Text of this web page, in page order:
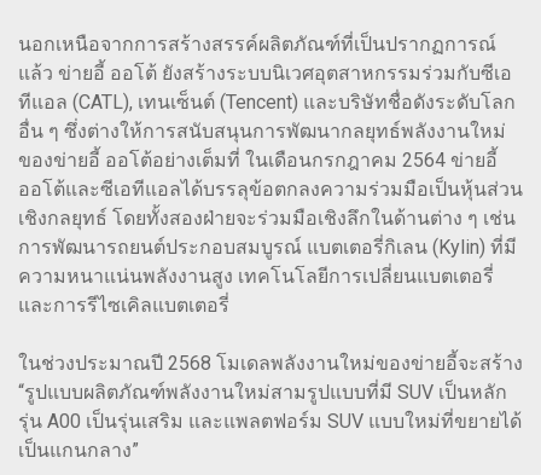
นอกเหนือจากการสร้างสรรค์ผลิตภัณฑ์ที่เป็นปรากฏการณ์
แล้ว ข่ายอี้ ออโต้ ยังสร้างระบบนิเวศอุตสาหกรรมร่วมกับซีเอ
ทีแอล (CATL), เทนเซ็นต์ (Tencent) และบริษัทชื่อดังระดับโลก
อื่น ๆ ซึ่งต่างให้การสนับสนุนการพัฒนากลยุทธ์พลังงานใหม่
ของข่ายอี้ ออโต้อย่างเต็มที่ ในเดือนกรกฎาคม 2564 ข่ายอี้
ออโต้และซีเอทีแอลได้บรรลุข้อตกลงความร่วมมือเป็นหุ้นส่วน
เชิงกลยุทธ์ โดยทั้งสองฝ่ายจะร่วมมือเชิงลึกในด้านต่าง ๆ เช่น
การพัฒนารถยนต์ประกอบสมบูรณ์ แบตเตอรี่กิเลน (Kylin) ที่มี
ความหนาแน่นพลังงานสูง เทคโนโลยีการเปลี่ยนแบตเตอรี่
และการรีไซเคิลแบตเตอรี่
ในช่วงประมาณปี 2568 โมเดลพลังงานใหม่ของข่ายอี้จะสร้าง
“รูปแบบผลิตภัณฑ์พลังงานใหม่สามรูปแบบที่มี SUV เป็นหลัก
รุ่น A00 เป็นรุ่นเสริม และแพลตฟอร์ม SUV แบบใหม่ที่ขยายได้
เป็นแกนกลาง”